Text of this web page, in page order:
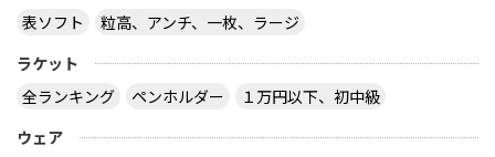
表ソフト
粒高、アンチ、一枚、ラージ
ラケット
全ランキング
ペンホルダー
１万円以下、初中級
ウェア